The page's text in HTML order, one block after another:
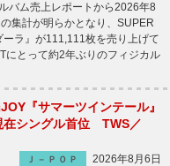
バム売上レポートから2026年8
集計が明らかとなり、SUPER
ーラ』が111,111枚を売り上げて
とって約2年ぶりのフィジカル
『サマーツインテール』
在シングル首位 TWS／
Ｊ－ＰＯＰ
2026年8月6日